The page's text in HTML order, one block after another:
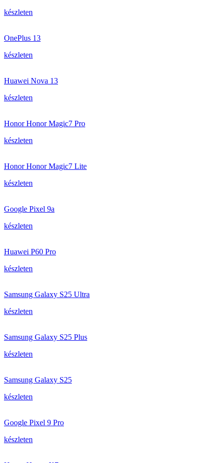
készleten
OnePlus 13
készleten
Huawei Nova 13
készleten
Honor Honor Magic7 Pro
készleten
Honor Honor Magic7 Lite
készleten
Google Pixel 9a
készleten
Huawei P60 Pro
készleten
Samsung Galaxy S25 Ultra
készleten
Samsung Galaxy S25 Plus
készleten
Samsung Galaxy S25
készleten
Google Pixel 9 Pro
készleten